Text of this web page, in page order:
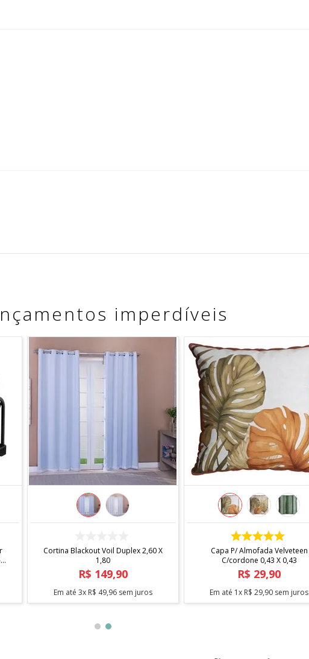
imperdíveis
Cortina Blackout Voil Duplex 2,60 X
1,80
R$ 149,90
Em até 3x R$ 49,96sem juros
COMPRAR
Capa P/ Almofada Velveteen
C/cordone 0,43 X 0,43
R$ 29,90
Em até 1x R$ 29,90 sem juros